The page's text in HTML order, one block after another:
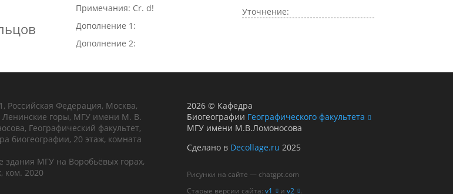
Примечания: Cr. d!
Дополнение 1:
Дополнение 2:
Уточнение:
Российская Федерация, Москва,
Ленинские горы, МГУ имени М. В.
Географический факультет,
биогеографии, 20 этаж, комната
здания МГУ на Воробьёвых горах,
ком. 2020
2026 © Кафедра
Биогеографии Географического факультета
МГУ имени М.В.Ломоносова
Сделано в Decollage.ru 2025
Рисунки на сайте — chatgpt.com
Старые версии сайта: v1 и v2 .